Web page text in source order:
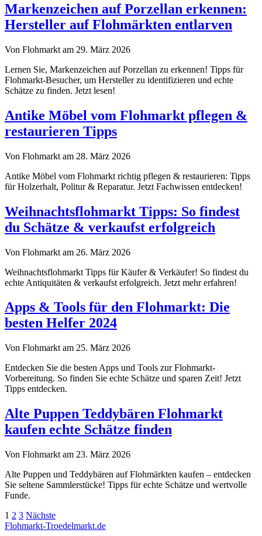
Markenzeichen auf Porzellan erkennen:
Hersteller auf Flohmärkten entlarven
Von Flohmarkt am 29. März 2026
Lernen Sie, Markenzeichen auf Porzellan zu erkennen! Tipps für
Flohmarkt-Besucher, um Hersteller zu identifizieren und echte
Schätze zu finden. Jetzt lesen!
Antike Möbel vom Flohmarkt pflegen &
restaurieren Tipps
Von Flohmarkt am 28. März 2026
Antike Möbel vom Flohmarkt richtig pflegen & restaurieren: Tipps
für Holzerhalt, Politur & Reparatur. Jetzt Fachwissen entdecken!
Weihnachtsflohmarkt Tipps: So findest
du Schätze & verkaufst erfolgreich
Von Flohmarkt am 26. März 2026
Weihnachtsflohmarkt Tipps für Käufer & Verkäufer! So findest du
echte Antiquitäten & verkaufst erfolgreich. Jetzt mehr erfahren!
Apps & Tools für den Flohmarkt: Die
besten Helfer 2024
Von Flohmarkt am 25. März 2026
Entdecken Sie die besten Apps und Tools zur Flohmarkt-
Vorbereitung. So finden Sie echte Schätze und sparen Zeit! Jetzt
Tipps entdecken.
Alte Puppen Teddybären Flohmarkt
kaufen echte Schätze finden
Von Flohmarkt am 23. März 2026
Alte Puppen und Teddybären auf Flohmärkten kaufen – entdecken
Sie seltene Sammlerstücke! Tipps für echte Schätze und wertvolle
Funde.
Seitennummerierung
1 2 3 Nächste
Flohmarkt-Troedelmarkt.de